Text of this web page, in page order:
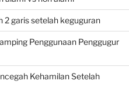
2 garis setelah keguguran
Penggunaan Penggugur
Kehamilan Setelah